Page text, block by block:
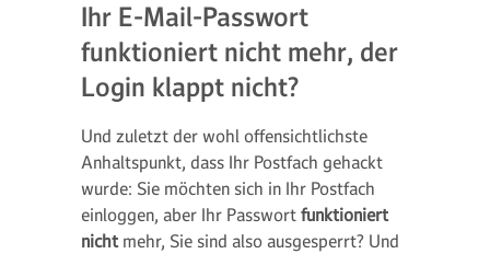
Ihr E-Mail-Passwort
funktioniert nicht mehr, der
Login klappt nicht?
Und zuletzt der wohl offensichtlichste
Anhaltspunkt, dass Ihr Postfach gehackt
wurde: Sie möchten sich in Ihr Postfach
einloggen, aber Ihr Passwort funktioniert
nicht mehr, Sie sind also ausgesperrt? Und